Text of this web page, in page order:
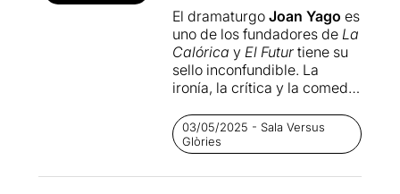
El dramaturgo Joan Yago es
uno de los fundadores de La
Calórica y El Futurtiene su
sello inconfundible. La
ironía, la crítica y la comedia
buena combinación para
que el público pueda
reflexionar desde la sonrisa.
La producción deEl futures
03/05/2025 - Sala Versus
Glòries